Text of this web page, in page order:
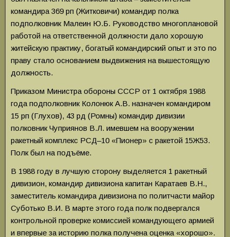
командира 369 рп (Житковичи) командир полка
подполковник Малеин Ю.Б. Руководство многоплановой
работой на ответственной должности дало хорошую
житейскую практику, богатый командирский опыт и это по
праву стало основанием выдвижения на вышестоящую
должность.
Приказом Министра обороны СССР от 1 октября 1988
года подполковник Колонюк А.В. назначен командиром
15 рп (Глухов), 43 рд (Ромны) командир дивизии
полковник Чуприянов В.Л. имевшем на вооружении
ракетный комплекс РСД–10 «Пионер» с ракетой 15Ж53.
Полк был на подъёме.
В 1988 году в лучшую сторону выделяется 1 ракетный
дивизион, командир дивизиона капитан Каратаев В.Н.,
заместитель командира дивизиона по политчасти майор
Суботько В.И. В марте этого года полк подвергался
контрольной проверке комиссией командующего армией
и впервые за историю полка получена оценка «хорошо».